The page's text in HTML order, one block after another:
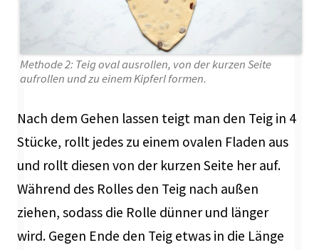
Methode 2: Teig oval ausrollen, von der kurzen Seite
aufrollen und zu einem Kipferl formen.
Nach dem Gehen lassen teigt man den Teig in 4
Stücke, rollt jedes zu einem ovalen Fladen aus
und rollt diesen von der kurzen Seite her auf.
Während des Rolles den Teig nach außen
ziehen, sodass die Rolle dünner und länger
wird. Gegen Ende den Teig etwas in die Länge